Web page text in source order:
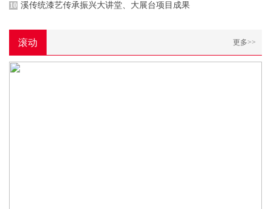
10 溪传统漆艺传承振兴大讲堂、大展台项目成果
滚动 更多>>